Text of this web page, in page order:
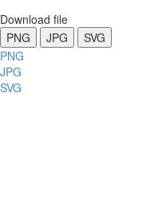
Download file
PNG
JPG
SVG
PNG
JPG
SVG